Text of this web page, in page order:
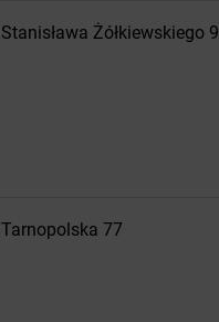
Stanisława Żółkiewskiego 9
Tarnopolska 77